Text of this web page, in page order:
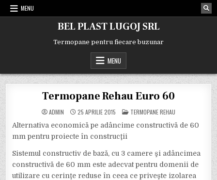
Skip
MENU
BEL PLAST LUGOJ SRL
Termopane pentru fiecare buzunar
MENU
Termopane Rehau Euro 60
ADMIN 25 APRILIE 2015 POSTED
IN
TERMOPANE REHAU
Alternativa economică pe adâncime constructivă de 60
mm pentru proiecte în construcţii
Sistemul constructiv de bază, cu 3 camere şi adâncimea
constructivă de 60 mm este adecvat pentru domenii de
utilizare cu cerinţe reduse în ceea ce priveşte izolarea